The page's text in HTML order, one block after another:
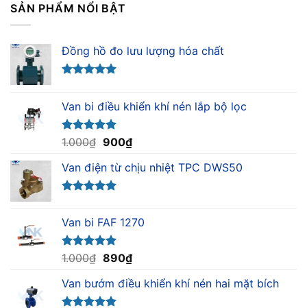
SẢN PHẨM NỔI BẬT
Đồng hồ đo lưu lượng hóa chất
5 sao
Van bi điều khiển khí nén lắp bộ lọc
Được xếp
5.00
5 sao
1.000₫ Giá
là:
1.000₫.
900₫Giá
tại
Van điện từ chịu nhiệt TPC DWS50
5 sao
Van bi FAF 1270
Được xếp
5.00
5 sao
1.000₫ Giá
là:
1.000₫.
890₫Giá
tại
Van bướm điều khiển khí nén hai mặt bích